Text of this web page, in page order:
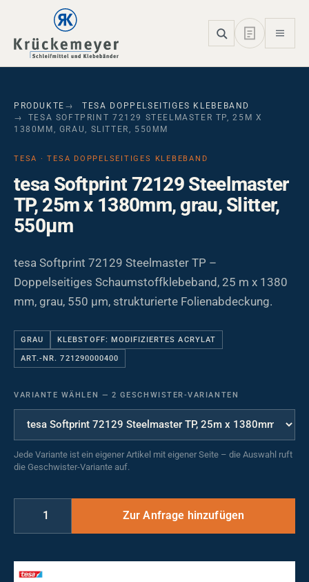
Skip to main navigation
Skip to main content
Skip to page footer
PRODUKTE
TESA DOPPELSEITIGES KLEBEBAND
TESA SOFTPRINT 72129 STEELMASTER TP, 25M X
1380MM, GRAU, SLITTER, 550ΜM
TESA · TESA DOPPELSEITIGES KLEBEBAND
tesa Softprint 72129 Steelmaster
TP, 25m x 1380mm, grau, Slitter,
550µm
tesa Softprint 72129 Steelmaster TP –
Doppelseitiges Schaumstoffklebeband, 25 m x 1380
mm, grau, 550 µm, strukturierte Folienabdeckung.
GRAU KLEBSTOFF: MODIFIZIERTES ACRYLAT
ART.-NR. 721290000400
VARIANTE WÄHLEN — 2 GESCHWISTER-VARIANTEN
Jede Variante ist ein eigener Artikel mit eigener Seite – die Auswahl ruft
die Geschwister-Variante auf.